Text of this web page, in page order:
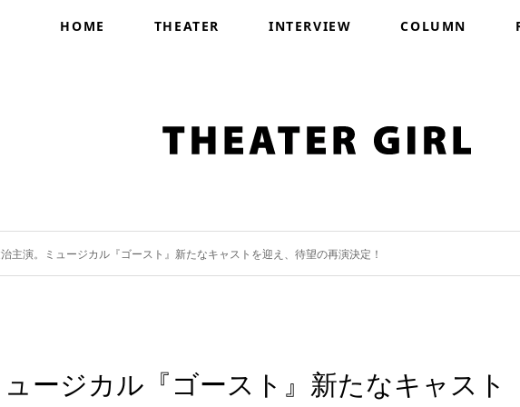
HOME THEATER INTERVIEW COLUMN
主演。ミュージカル『ゴースト』新たなキャストを迎え、待望の再演決定！
ージカル『ゴースト』新たなキャスト